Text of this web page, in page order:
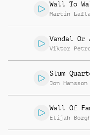
Wall To
Martin
Vandal
Viktor
Slum
Jon Hansson
Wall Of
Elijah